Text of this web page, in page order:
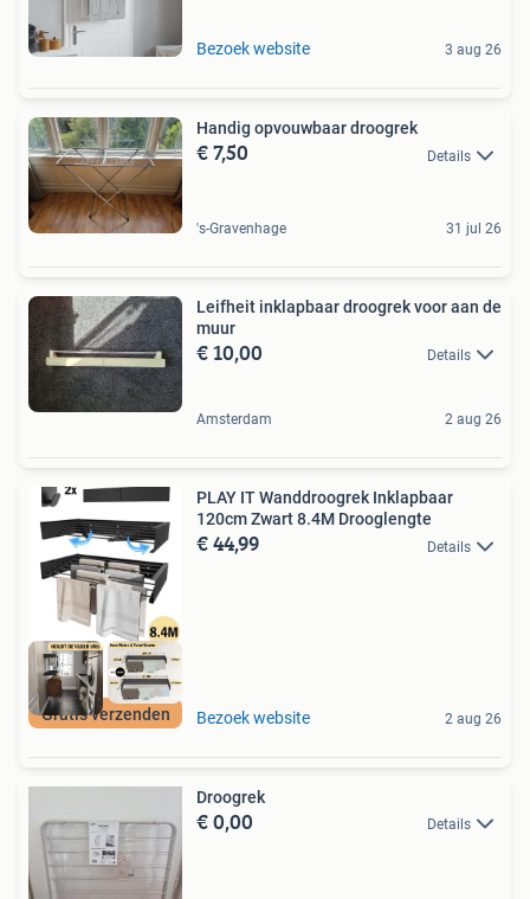
Bezoek website 3 aug 26
Handig opvouwbaar droogrek
€ 7,50 Details
's-Gravenhage 31 jul 26
Leifheit inklapbaar droogrek voor aan de
muur
€ 10,00 Details
Amsterdam 2 aug 26
Gratis verzenden
PLAY IT Wanddroogrek Inklapbaar
120cm Zwart 8.4M Drooglengte
€ 44,99 Details
Bezoek website 2 aug 26
Droogrek
€ 0,00 Details